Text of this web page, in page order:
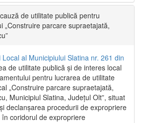
de utilitate publică pentru
„Construire parcare supraetajată,
al Municipiului Slatina nr. 261 din
de utilitate publică și de interes local
pentru lucrarea de utilitate
„Construire parcare supraetajată,
Municipiul Slatina, Județul Olt”, situat
declanșarea procedurii de expropriere
coridorul de expropriere